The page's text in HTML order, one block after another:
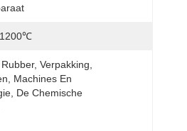
Verpakking,
Machines En
De Chemische